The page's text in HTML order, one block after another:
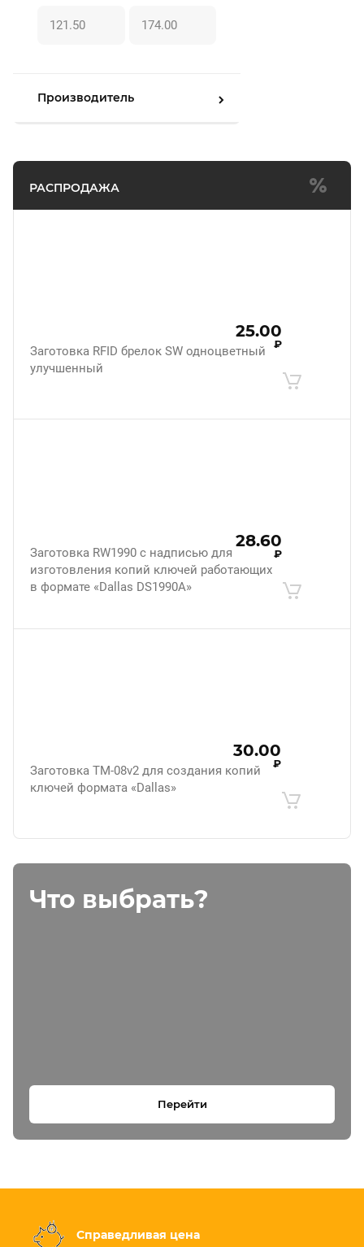
Производитель
РАСПРОДАЖА
Заготовка RFID брелок SW одноцветный
улучшенный
25.00
₽
Заготовка RW1990 с надписью для
изготовления копий ключей работающих
в формате «Dallas DS1990A»
28.60
₽
Заготовка ТМ-08v2 для создания копий
ключей формата «Dallas»
30.00
₽
Что выбрать?
Перейти
Справедливая цена